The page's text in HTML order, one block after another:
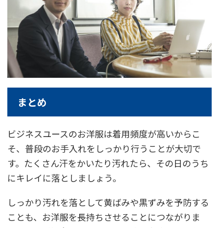
まとめ
ビジネスユースのお洋服は着用頻度が高いからこ
そ、普段のお手入れをしっかり行うことが大切で
す。たくさん汗をかいたり汚れたら、その日のうち
にキレイに落としましょう。
しっかり汚れを落として黄ばみや黒ずみを予防する
ことも、お洋服を長持ちさせることにつながりま